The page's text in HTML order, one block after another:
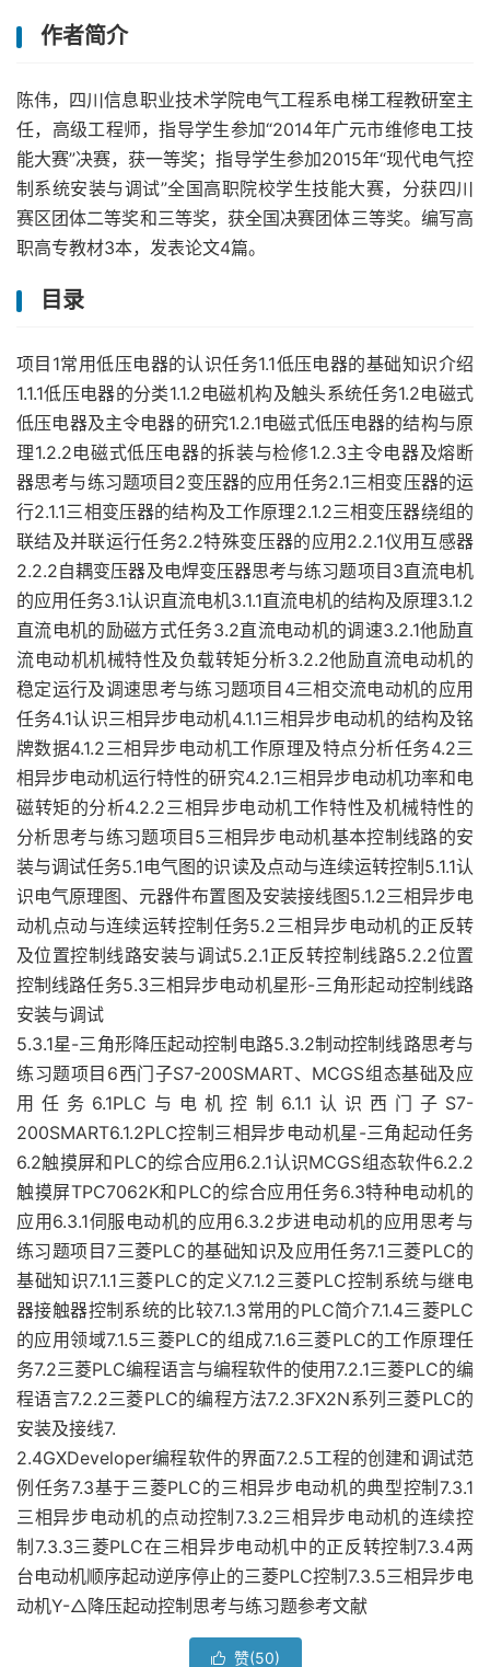
作者简介
陈伟，四川信息职业技术学院电气工程系电梯工程教研室主
任，高级工程师，指导学生参加“2014年广元市维修电工技
能大赛”决赛，获一等奖；指导学生参加2015年“现代电气控
制系统安装与调试”全国高职院校学生技能大赛，分获四川
赛区团体二等奖和三等奖，获全国决赛团体三等奖。编写高
职高专教材3本，发表论文4篇。
目录
项目1常用低压电器的认识任务1.1低压电器的基础知识介绍
1.1.1低压电器的分类1.1.2电磁机构及触头系统任务1.2电磁式
低压电器及主令电器的研究1.2.1电磁式低压电器的结构与原
理1.2.2电磁式低压电器的拆装与检修1.2.3主令电器及熔断
器思考与练习题项目2变压器的应用任务2.1三相变压器的运
行2.1.1三相变压器的结构及工作原理2.1.2三相变压器绕组的
联结及并联运行任务2.2特殊变压器的应用2.2.1仪用互感器
2.2.2自耦变压器及电焊变压器思考与练习题项目3直流电机
的应用任务3.1认识直流电机3.1.1直流电机的结构及原理3.1.2
直流电机的励磁方式任务3.2直流电动机的调速3.2.1他励直
流电动机机械特性及负载转矩分析3.2.2他励直流电动机的
稳定运行及调速思考与练习题项目4三相交流电动机的应用
任务4.1认识三相异步电动机4.1.1三相异步电动机的结构及铭
牌数据4.1.2三相异步电动机工作原理及特点分析任务4.2三
相异步电动机运行特性的研究4.2.1三相异步电动机功率和电
磁转矩的分析4.2.2三相异步电动机工作特性及机械特性的
分析思考与练习题项目5三相异步电动机基本控制线路的安
装与调试任务5.1电气图的识读及点动与连续运转控制5.1.1认
识电气原理图、元器件布置图及安装接线图5.1.2三相异步电
动机点动与连续运转控制任务5.2三相异步电动机的正反转
及位置控制线路安装与调试5.2.1正反转控制线路5.2.2位置
控制线路任务5.3三相异步电动机星形-三角形起动控制线路
安装与调试
5.3.1星-三角形降压起动控制电路5.3.2制动控制线路思考与
练习题项目6西门子S7-200SMART、MCGS组态基础及应
用任务6.1PLC与电机控制6.1.1认识西门子S7-
200SMART6.1.2PLC控制三相异步电动机星-三角起动任务
6.2触摸屏和PLC的综合应用6.2.1认识MCGS组态软件6.2.2
触摸屏TPC7062K和PLC的综合应用任务6.3特种电动机的
应用6.3.1伺服电动机的应用6.3.2步进电动机的应用思考与
练习题项目7三菱PLC的基础知识及应用任务7.1三菱PLC的
基础知识7.1.1三菱PLC的定义7.1.2三菱PLC控制系统与继电
器接触器控制系统的比较7.1.3常用的PLC简介7.1.4三菱PLC
的应用领域7.1.5三菱PLC的组成7.1.6三菱PLC的工作原理任
务7.2三菱PLC编程语言与编程软件的使用7.2.1三菱PLC的编
程语言7.2.2三菱PLC的编程方法7.2.3FX2N系列三菱PLC的
安装及接线7.
2.4GXDeveloper编程软件的界面7.2.5工程的创建和调试范
例任务7.3基于三菱PLC的三相异步电动机的典型控制7.3.1
三相异步电动机的点动控制7.3.2三相异步电动机的连续控
制7.3.3三菱PLC在三相异步电动机中的正反转控制7.3.4两
台电动机顺序起动逆序停止的三菱PLC控制7.3.5三相异步电
动机Y-△降压起动控制思考与练习题参考文献
 赞(50)